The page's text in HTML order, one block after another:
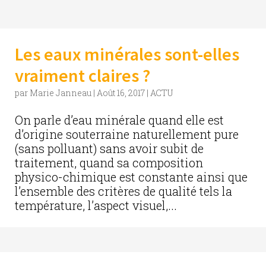
Les eaux minérales sont-elles
vraiment claires ?
par Marie Janneau | Août 16, 2017 | ACTU
On parle d’eau minérale quand elle est
d’origine souterraine naturellement pure
(sans polluant) sans avoir subit de
traitement, quand sa composition
physico-chimique est constante ainsi que
l’ensemble des critères de qualité tels la
température, l’aspect visuel,...